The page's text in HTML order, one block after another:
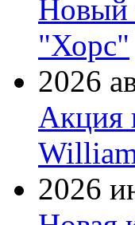
Новый
"Хорс"
2026
Акция
2026